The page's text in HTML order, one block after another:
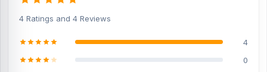
4 Ratings and 4 Reviews
4
0